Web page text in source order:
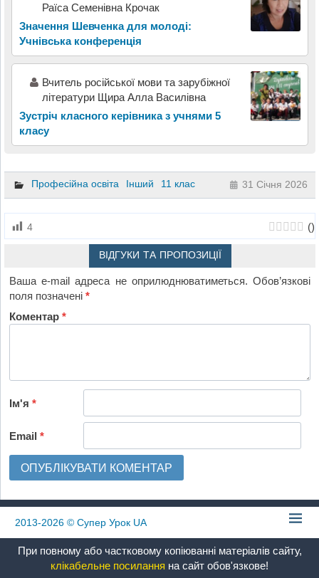
Раїса Семенівна Крочак
Значення Шевченка для молоді:
Учнівська конференція
Вчитель російської мови та зарубіжної
літератури Щира Алла Василівна
Зустріч класного керівника з учнями 5
класу
Професійна освіта Інший 11 клас 31 Січня 2026
4 ()
ВІДГУКИ ТА ПРОПОЗИЦІЇ
Ваша e-mail адреса не оприлюднюватиметься. Обов’язкові
поля позначені*
Коментар*
Ім'я*
Email*
2013-2026 © Супер Урок UA
При повному або частковому копіюванні матеріалів сайту,
клікабельне посилання на сайт обов'язкове!